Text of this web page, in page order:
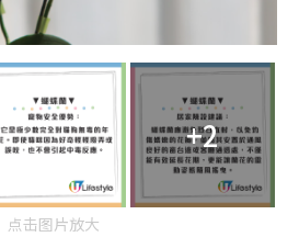
+2
点击图片放大